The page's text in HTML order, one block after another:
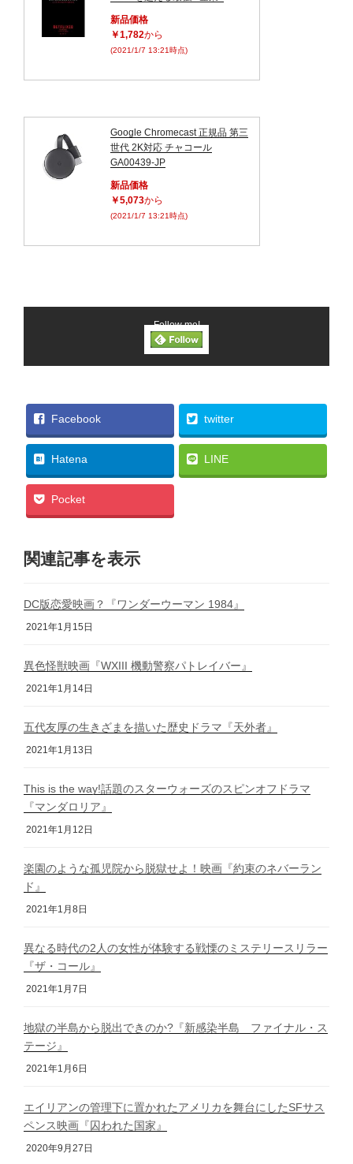
新品価格
￥1,782から
(2021/1/7 13:21時点)
Google Chromecast 正規品 第三
世代 2K対応 チャコール
GA00439-JP
新品価格
￥5,073から
(2021/1/7 13:21時点)
Follow me!
Facebook twitter
Hatena LINE
Pocket
関連記事を表示
DC版恋愛映画？『ワンダーウーマン 1984』
2021年1月15日
異色怪獣映画『WXIII 機動警察パトレイバー』
2021年1月14日
五代友厚の生きざまを描いた歴史ドラマ『天外者』
2021年1月13日
This is the way!話題のスターウォーズのスピンオフドラマ
『マンダロリア』
2021年1月12日
楽園のような孤児院から脱獄せよ！映画『約束のネバーラン
ド』
2021年1月8日
異なる時代の2人の女性が体験する戦慄のミステリースリラー
『ザ・コール』
2021年1月7日
地獄の半島から脱出できのか?『新感染半島 ファイナル・ス
テージ』
2021年1月6日
エイリアンの管理下に置かれたアメリカを舞台にしたSFサス
ペンス映画『囚われた国家』
2020年9月27日